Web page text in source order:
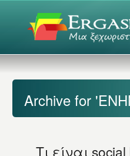
Archive for
Τι είναι